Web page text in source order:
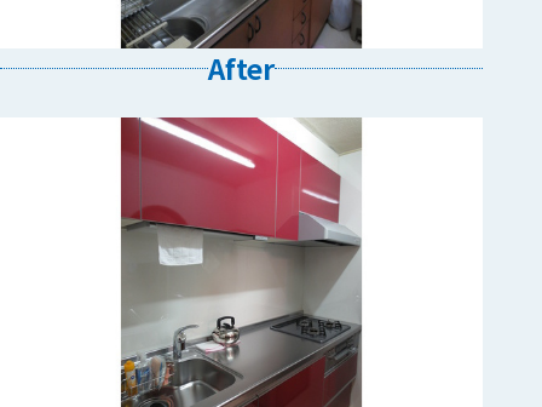
After